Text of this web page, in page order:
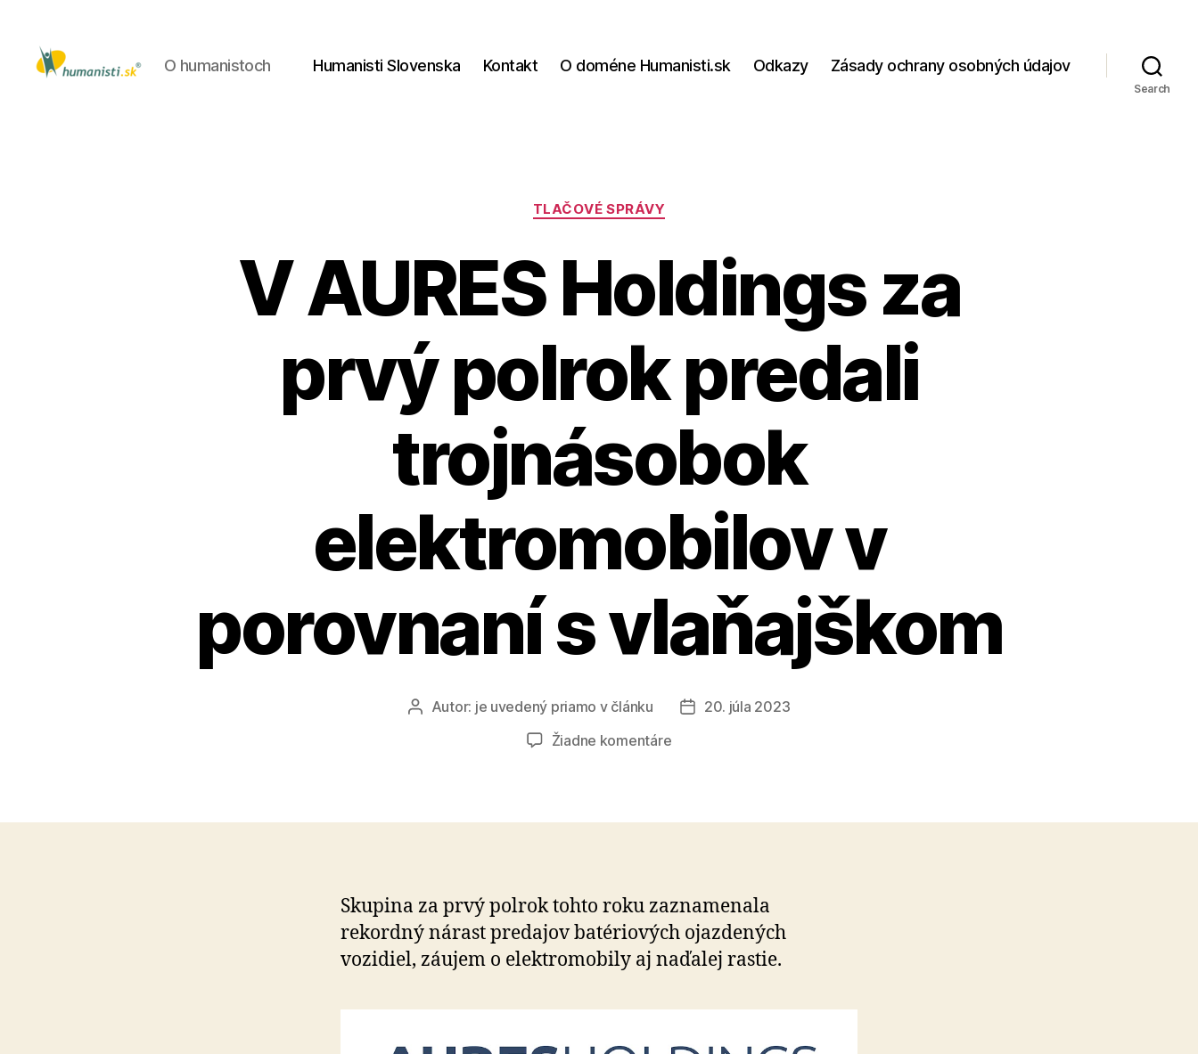
O humanistoch Humanisti Slovenska Kontakt O doméne Humanisti.sk Odkazy Zásady ochrany osobných údajov
Search
Kategórie
TLAČOVÉ SPRÁVY
V AURES Holdings za
prvý polrok predali
trojnásobok
elektromobilov v
porovnaní s vlaňajškom
AutorAutor: je uvedený priamo v článku
Dátum20. júla 2023
Žiadne komentárena
za
trojnásobok
elektromobilov
v
porovnaní
Skupina za prvý polrok tohto roku zaznamenala
rekordný nárast predajov batériových ojazdených
vozidiel, záujem o elektromobily aj naďalej rastie.